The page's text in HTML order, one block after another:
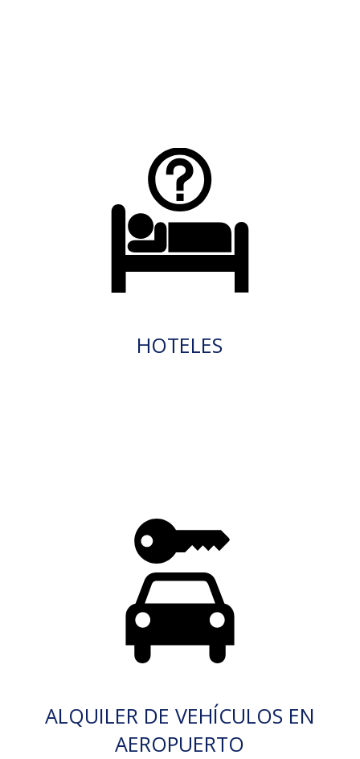
HOTELES
ALQUILER DE VEHÍCULOS EN
AEROPUERTO